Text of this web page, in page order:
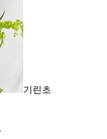
기린초